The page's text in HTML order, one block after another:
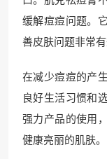
缓解痘痘问题。
善皮肤问题非常有
在减少痘痘的产
良好生活习惯和
强力产品的使用
健康亮丽的肌肤。